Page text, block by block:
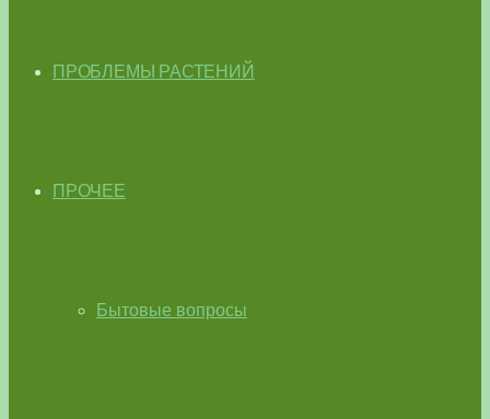
ПРОБЛЕМЫ РАСТЕНИЙ
ПРОЧЕЕ
Бытовые вопросы